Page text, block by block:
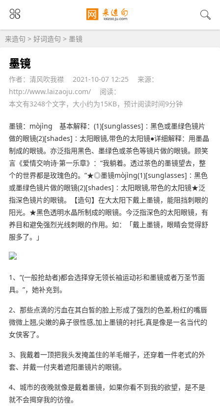
来造句 > 好词造句 > 墨镜
墨镜
作者：清风吹我襟 2021-10-07 12:25
来源：
http://www.laizaoju.com/
阅读：
本文有3248个文字，大小约为15KB，预计阅读时间9分钟
墨镜：mòjìng 基本解释：(1)[sunglasses]∶黑色或墨绿色镜片
做的眼镜(2)[shades]∶太阳眼镜,带色的太阳镜●详细解释：用墨晶
制成的眼镜。亦泛指用黑色、墨绿色或茶色等镜片做的眼镜。顾笑
言《爱情交响诗·第一乐章》：“我躺着。透过茶色的墨镜望去，整
个的世界都是玫瑰色的。”★◎墨镜mòjìng(1)[sunglasses]∶黑色
或墨绿色镜片做的眼镜(2)[shades]∶太阳眼镜,带色的太阳镜★泛
指深色镜片的眼镜。【造句】在大太阳下戴上墨镜，能阻挡刺眼的
阳光。★黑色透明水晶所制成的眼镜。今泛指深色的太阳眼镜，有
养目和避免强烈光线刺眼的作用。如：「戴上墨镜，眼睛会觉得舒
服多了。」
1、“(一般抢劫者)都会选择穿无领长袖运动衫和墨镜或者万圣节面
具。”，她补充到。
2、那些点滴的污血在其白皙的脸上形成了强烈的色差,粉红的嘴唇
微微上翘,尖嫩的鼻子很性感,加上墨镜的衬托,真是像是一名当代的
女侠客了。
3、我戴着一顶把我头发掩盖住的羊毛帽子，还穿着一件老式的外
套、并戴一付夹着遮阳墨镜片的眼镜。
4、城市的夜晚就像是戴着墨镜，如果你看不到我的欲望， 是不是
就不会揭穿我的彷徨。